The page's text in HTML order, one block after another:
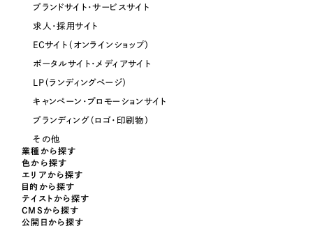
オレンジ・橙色
イエロー・黄色
グリーン・緑色
ブルー・青色
パープル・紫色
ピンク・桃色
ブランドサイト・サービスサイト
求人・採用サイト
ECサイト（オンラインショップ）
ポータルサイト・メディアサイト
LP（ランディングページ）
キャンペーン・プロモーションサイト
ブランディング（ロゴ・印刷物）
その他
業種から探す
色から探す
エリアから探す
目的から探す
テイストから探す
CMSから探す
公開日から探す